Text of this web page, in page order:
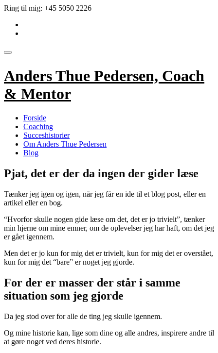
Videre
indhold
Ring til mig: +45 5050 2226
Skift
Anders Thue Pedersen, Coach
& Mentor
Forside
Coaching
Succeshistorier
Om Anders Thue Pedersen
Blog
Pjat, det er der da ingen der gider læse
Tænker jeg igen og igen, når jeg får en ide til et blog post, eller en
artikel eller en bog.
“Hvorfor skulle nogen gide læse om det, det er jo trivielt”, tænker
min hjerne om mine emner, om de oplevelser jeg har haft, om det jeg
er gået igennem.
Men det er jo kun for mig det er trivielt, kun for mig det er overstået,
kun for mig det “bare” er noget jeg gjorde.
For der er masser der står i samme
situation som jeg gjorde
Da jeg stod over for alle de ting jeg skulle igennem.
Og mine historie kan, lige som dine og alle andres, inspirere andre til
at gøre noget ved deres historie.